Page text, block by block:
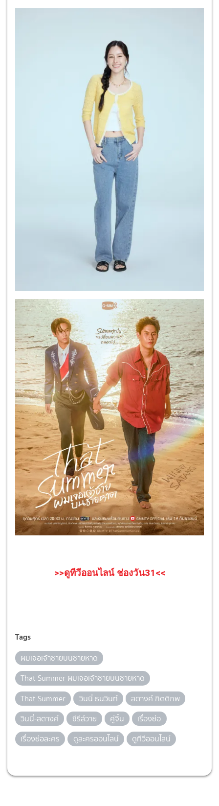
>>ดูทีวีออนไลน์ ช่องวัน31<<
Tags
ผมเจอเจ้าชายบนชายหาด
That Summer ผมเจอเจ้าชายบนชายหาด
That Summer
วินนี่ ธนวินท์
สตางค์ กิตติภพ
วินนี่-สตางค์
ซีรีส์วาย คู่จิ้น
เรื่องย่อ
เรื่องย่อละคร
ดูละครออนไลน์ ดูทีวีออนไลน์